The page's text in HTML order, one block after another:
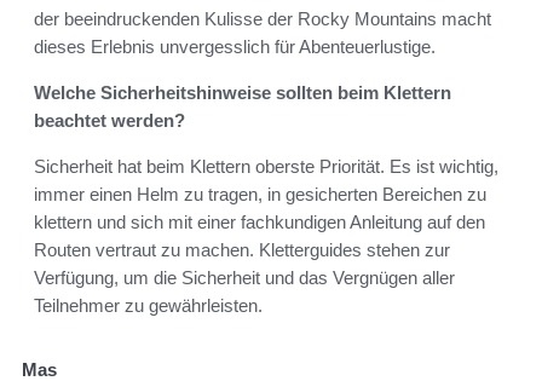
der beeindruckenden Kulisse der Rocky Mountains macht
dieses Erlebnis unvergesslich für Abenteuerlustige.
Welche Sicherheitshinweise sollten beim Klettern
beachtet werden?
Sicherheit hat beim Klettern oberste Priorität. Es ist wichtig,
immer einen Helm zu tragen, in gesicherten Bereichen zu
klettern und sich mit einer fachkundigen Anleitung auf den
Routen vertraut zu machen. Kletterguides stehen zur
Verfügung, um die Sicherheit und das Vergnügen aller
Teilnehmer zu gewährleisten.
Mas